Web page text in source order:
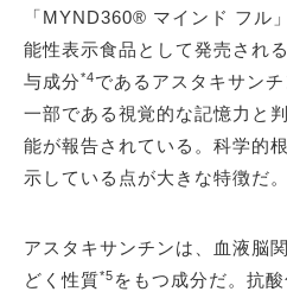
「MYND360® マインド フル
能性表示食品として発売され
与成分*4であるアスタキサン
一部である視覚的な記憶力と
能が報告されている。科学的
示している点が大きな特徴だ。
アスタキサンチンは、血液脳
どく性質*5 をもつ成分だ。抗